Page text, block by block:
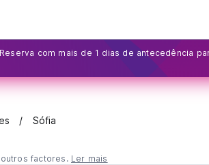
Reserva com mais de 1 dias de antecedência
Sófia
factores. Ler mais